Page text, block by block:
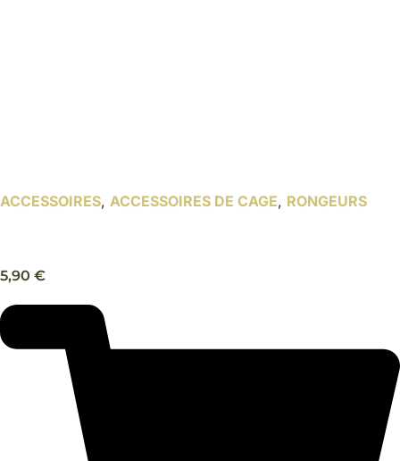
ACCESSOIRES, ACCESSOIRES DE CAGE, RONGEURS
5,90 €